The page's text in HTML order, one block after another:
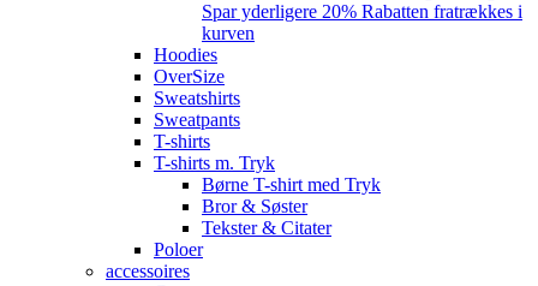
Spar yderligere 20% Rabatten fratrækkes i
kurven
Hoodies
OverSize
Sweatshirts
Sweatpants
T-shirts
T-shirts m. Tryk
Børne T-shirt med Tryk
Bror & Søster
Tekster & Citater
Poloer
accessoires